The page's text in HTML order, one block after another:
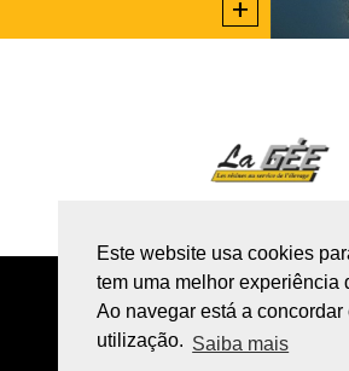
Este website usa cookies
tem uma melhor experiência
Ao navegar está a concordar
utilização. Saiba mais
POLÍTICA DE
LIVRO DE RECLAMAÇÕES